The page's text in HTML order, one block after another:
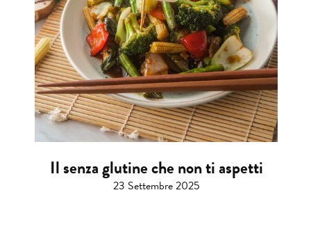
Il senza glutine che non ti aspetti
23 Settembre 2025